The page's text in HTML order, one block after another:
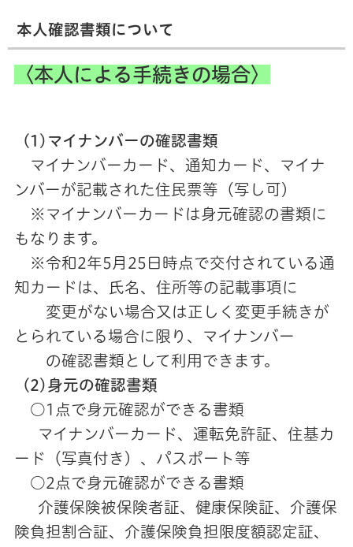
本人確認書類について
〈本人による手続きの場合〉
(1)マイナンバーの確認書類
マイナンバーカード、通知カード、マイナ
ンバーが記載された住民票等（写し可）
※マイナンバーカードは身元確認の書類に
もなります。
※令和2年5月25日時点で交付されている通
知カードは、氏名、住所等の記載事項に
変更がない場合又は正しく変更手続きが
とられている場合に限り、マイナンバー
の確認書類として利用できます。
(2)身元の確認書類
○1点で身元確認ができる書類
マイナンバーカード、運転免許証、住基カ
ード（写真付き）、パスポート等
○2点で身元確認ができる書類
介護保険被保険者証、健康保険証、介護保
険負担割合証、介護保険負担限度額認定証、